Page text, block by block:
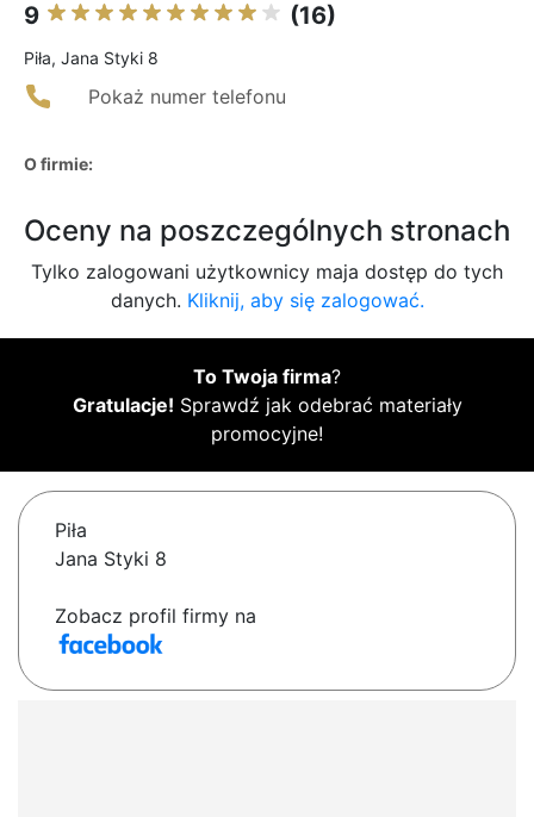
9 (16)
Piła, Jana Styki 8
Pokaż numer telefonu
O firmie:
Oceny na poszczególnych stronach
Tylko zalogowani użytkownicy maja dostęp do tych
danych. Kliknij, aby się zalogować.
To Twoja firma?
Gratulacje! Sprawdź jak odebrać materiały
promocyjne!
Piła
Jana Styki 8
Zobacz profil firmy na